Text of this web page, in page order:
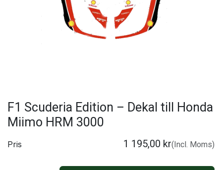
F1 Scuderia Edition – Dekal till Honda
Miimo HRM 3000
Pris 1 195,00 kr(Incl. Moms)